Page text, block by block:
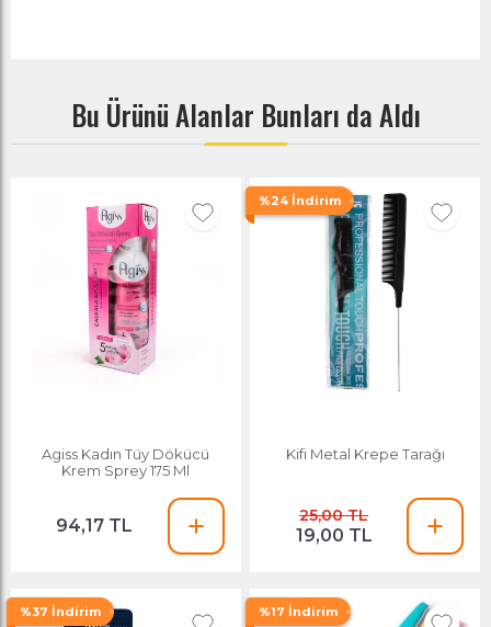
Bu Ürünü Alanlar Bunları da Aldı
Agiss Kadın Tüy Dökücü
Krem Sprey 175 Ml
94,17 TL
%24 İndirim
Kifi Metal Krepe Tarağı
25,00 TL
19,00 TL
%37 İndirim %17 İndirim